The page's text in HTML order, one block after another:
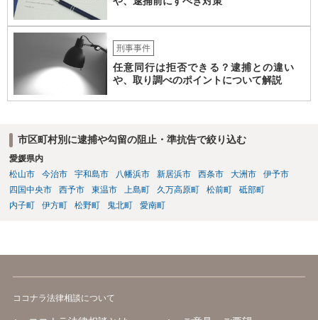
刑事事件
任意同行は拒否できる？逮捕との違い
や、取り調べのポイントについて解説
市区町村別に逮捕や勾留の阻止・準抗告で絞り込む
愛媛県内
松山市
今治市 宇和島市 八幡浜市 新居浜市 西条市 大洲市
伊予市
四国中央市
西予市 東温市 上島町 久万高原町 松前町
砥部町
内子町
伊方町 松野町 鬼北町 愛南町
ココナラ法律相談について